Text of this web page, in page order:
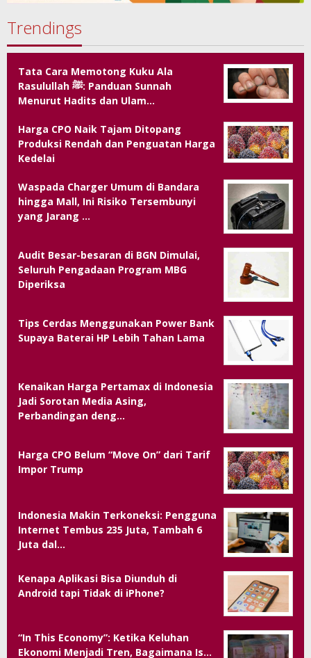
Trendings
Tata Cara Memotong Kuku Ala
Rasulullah ﷺ: Panduan Sunnah
Menurut Hadits dan Ulam…
Harga CPO Naik Tajam Ditopang
Produksi Rendah dan Penguatan Harga
Kedelai
Waspada Charger Umum di Bandara
hingga Mall, Ini Risiko Tersembunyi
yang Jarang …
Audit Besar-besaran di BGN Dimulai,
Seluruh Pengadaan Program MBG
Diperiksa
Tips Cerdas Menggunakan Power Bank
Supaya Baterai HP Lebih Tahan Lama
Kenaikan Harga Pertamax di Indonesia
Jadi Sorotan Media Asing,
Perbandingan deng…
Harga CPO Belum “Move On” dari Tarif
Impor Trump
Indonesia Makin Terkoneksi: Pengguna
Internet Tembus 235 Juta, Tambah 6
Juta dal…
Kenapa Aplikasi Bisa Diunduh di
Android tapi Tidak di iPhone?
“In This Economy”: Ketika Keluhan
Ekonomi Menjadi Tren, Bagaimana Is…